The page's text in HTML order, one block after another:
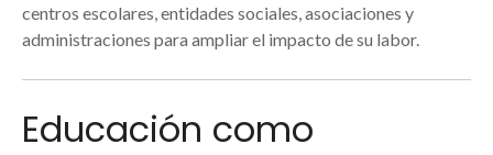
centros escolares, entidades sociales, asociaciones y
administraciones para ampliar el impacto de su labor.
Educación como